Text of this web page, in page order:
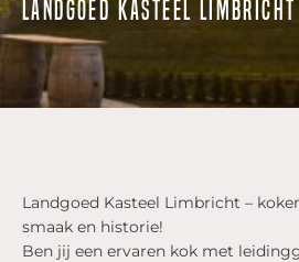
Landgoed kasteel limbricht
Landgoed Kasteel Limbricht –
smaak en historie!
Ben jij een ervaren kok met